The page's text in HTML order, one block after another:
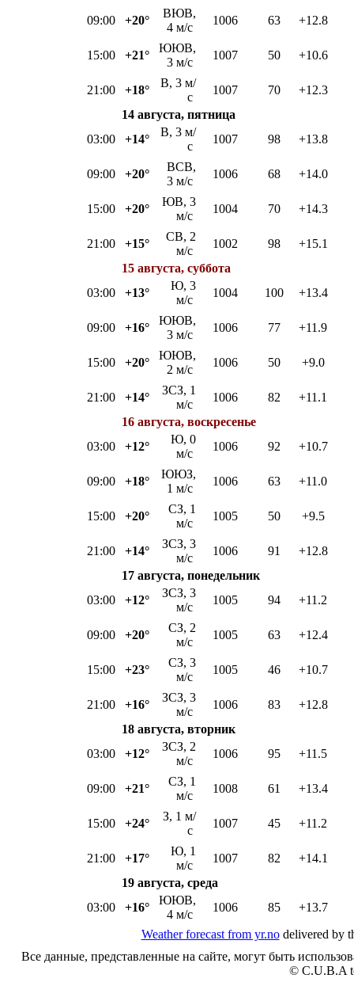
09:00 +20°
ВЮВ,
4 м/с
1006 63 +12.8
15:00 +21°
ЮЮВ,
3 м/с
1007 50 +10.6
21:00 +18°
В, 3 м/
с
1007 70
+12.3
14 августа, пятница
03:00
+14°
В, 3 м/
с
1007 98 +13.8
09:00 +20°
ВСВ,
3 м/с
1006 68 +14.0
15:00 +20°
ЮВ, 3
м/с
1004 70 +14.3
21:00 +15°
СВ, 2
м/с
1002 98
+15.1
15 августа, суббота
03:00
+13°
Ю, 3
м/с
1004 100 +13.4
09:00 +16°
ЮЮВ,
3 м/с
1006 77 +11.9
15:00 +20°
ЮЮВ,
2 м/с
1006 50 +9.0
21:00 +14°
ЗСЗ, 1
м/с
1006 82
+11.1
16 августа, воскресенье
03:00
+12°
Ю, 0
м/с
1006 92 +10.7
09:00 +18°
ЮЮЗ,
1 м/с
1006 63 +11.0
15:00 +20°
СЗ, 1
м/с
1005 50 +9.5
21:00 +14°
ЗСЗ, 3
м/с
1006 91
+12.8
17 августа, понедельник
03:00
+12°
ЗСЗ, 3
м/с
1005 94 +11.2
09:00 +20°
СЗ, 2
м/с
1005 63 +12.4
15:00 +23°
СЗ, 3
м/с
1005 46 +10.7
21:00 +16°
ЗСЗ, 3
м/с
1006 83
+12.8
18 августа, вторник
03:00
+12°
ЗСЗ, 2
м/с
1006 95 +11.5
09:00 +21°
СЗ, 1
м/с
1008 61 +13.4
15:00 +24°
З, 1 м/
с
1007 45 +11.2
21:00 +17°
Ю, 1
м/с
1007 82
+14.1
19 августа, среда
03:00
+16°
ЮЮВ,
4 м/с
1006 85
+13.7
Weather forecast from yr.nodelivered by
Все данные, представленные на сайте, могут быть
© C.U.B.A